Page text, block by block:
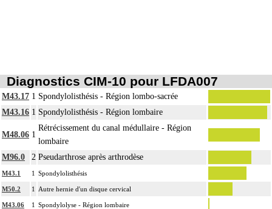
Diagnostics CIM-10 pour LFDA007
M43.17 1 Spondylolisthésis - Région lombo-sacrée
M43.16 1 Spondylolisthésis - Région lombaire
M48.06 1
Rétrécissement du canal médullaire - Région
lombaire
M96.0
2 Pseudarthrose après arthrodèse
M43.1 1 Spondylolisthésis
M50.2 1 Autre hernie d'un disque cervical
M43.06 1 Spondylolyse - Région lombaire